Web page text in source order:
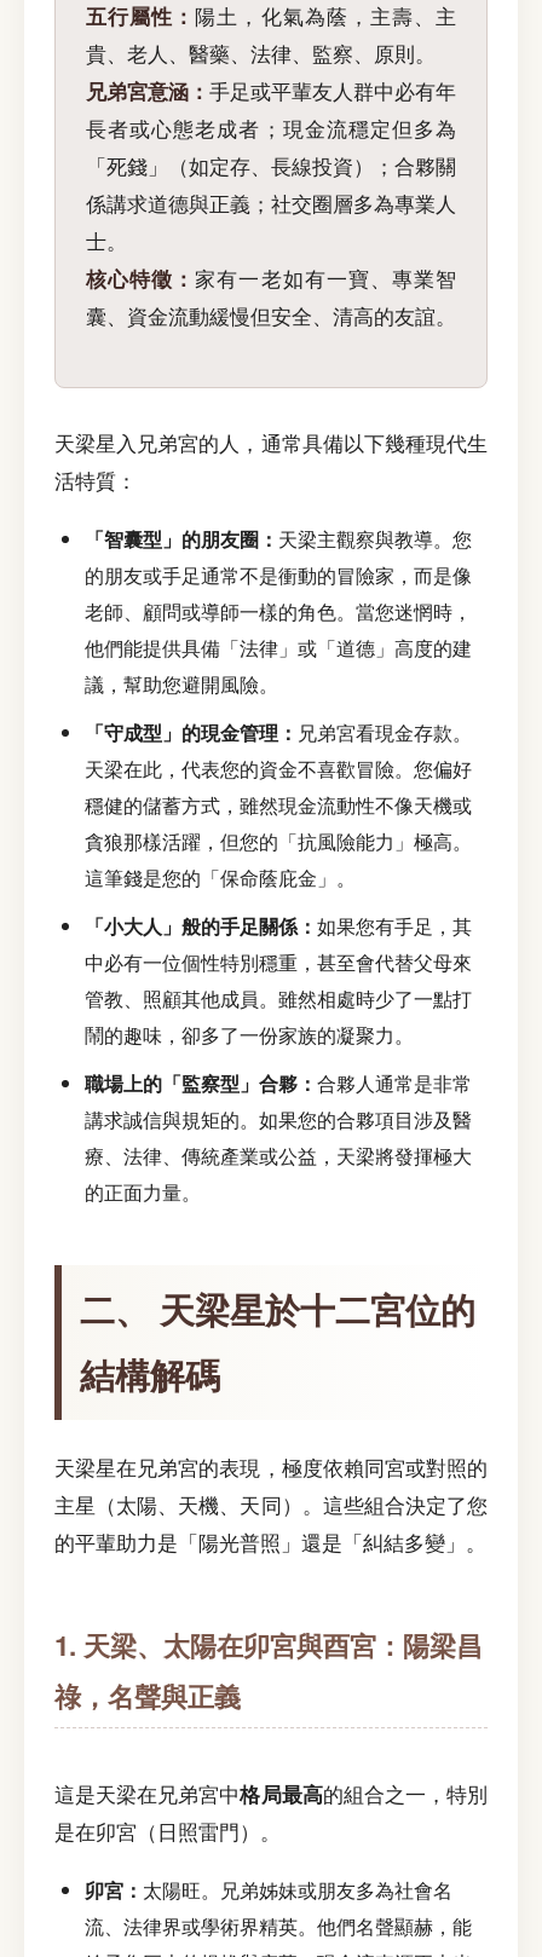
五行屬性：陽土，化氣為蔭，主壽、主
貴、老人、醫藥、法律、監察、原則。
兄弟宮意涵： 手足或平輩友人群中必有年
長者或心態老成者；現金流穩定但多為
「死錢」（如定存、長線投資）；合夥關
係講求道德與正義；社交圈層多為專業人
士。
核心特徵： 家有一老如有一寶、專業智
囊、資金流動緩慢但安全、清高的友誼。
天梁星入兄弟宮的人，通常具備以下幾種現代生
活特質：
「智囊型」的朋友圈： 天梁主觀察與教導。您
的朋友或手足通常不是衝動的冒險家，而是像
老師、顧問或導師一樣的角色。當您迷惘時，
他們能提供具備「法律」或「道德」高度的建
議，幫助您避開風險。
「守成型」的現金管理： 兄弟宮看現金存款。
天梁在此，代表您的資金不喜歡冒險。您偏好
穩健的儲蓄方式，雖然現金流動性不像天機或
貪狼那樣活躍，但您的「抗風險能力」極高。
這筆錢是您的「保命蔭庇金」。
「小大人」般的手足關係： 如果您有手足，其
中必有一位個性特別穩重，甚至會代替父母來
管教、照顧其他成員。雖然相處時少了一點打
鬧的趣味，卻多了一份家族的凝聚力。
職場上的「監察型」合夥： 合夥人通常是非常
講求誠信與規矩的。如果您的合夥項目涉及醫
療、法律、傳統產業或公益，天梁將發揮極大
的正面力量。
二、 天梁星於十二宮位的
結構解碼
天梁星在兄弟宮的表現，極度依賴同宮或對照的
主星（太陽、天機、天同）。這些組合決定了您
的平輩助力是「陽光普照」還是「糾結多變」。
1. 天梁、太陽在卯宮與酉宮：陽梁昌
祿，名聲與正義
這是天梁在兄弟宮中格局最高的組合之一，特別
是在卯宮（日照雷門）。
卯宮： 太陽旺。兄弟姊妹或朋友多為社會名
流、法律界或學術界精英。他們名聲顯赫，能